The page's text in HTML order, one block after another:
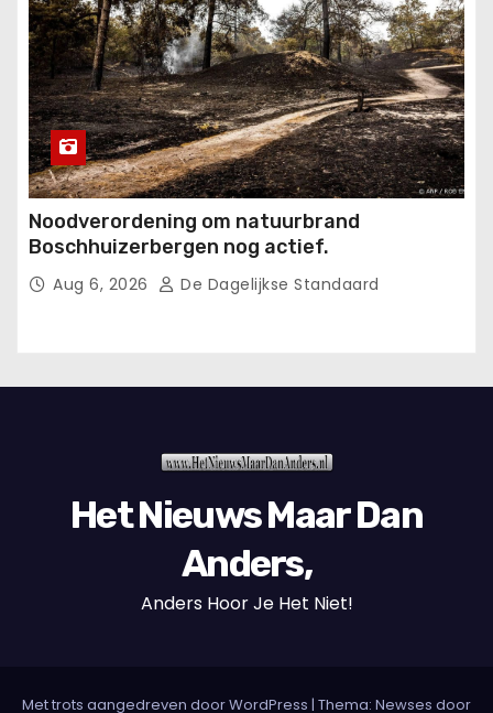
Noodverordening om natuurbrand
Boschhuizerbergen nog actief.
Aug 6, 2026 De Dagelijkse Standaard
Het Nieuws Maar Dan
Anders,
Anders Hoor Je Het Niet!
Met trots aangedreven door WordPress | Thema: Newses door